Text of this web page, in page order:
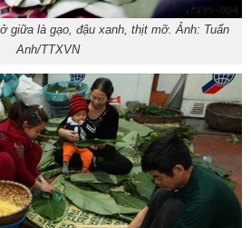
giữa là gạo, đậu xanh, thịt mỡ. Ảnh: Tuấn
Anh/TTXVN